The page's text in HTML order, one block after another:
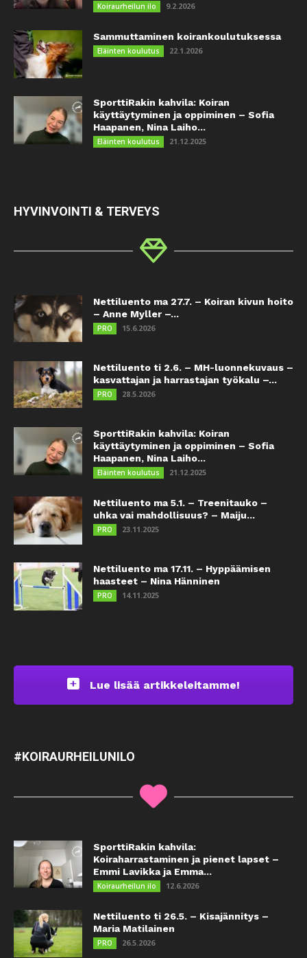
Koiraurheilun ilo 9.2.2026
Sammuttaminen koirankoulutuksessa
Eläinten koulutus 22.1.2026
SporttiRakin kahvila: Koiran
käyttäytyminen ja oppiminen – Sofia
Haapanen, Nina Laiho...
Eläinten koulutus 21.12.2025
HYVINVOINTI & TERVEYS
Nettiluento ma 27.7. – Koiran kivun hoito
– Anne Myller –...
PRO 15.6.2026
Nettiluento ti 2.6. – MH-luonnekuvaus –
kasvattajan ja harrastajan työkalu –...
PRO 28.5.2026
SporttiRakin kahvila: Koiran
käyttäytyminen ja oppiminen – Sofia
Haapanen, Nina Laiho...
Eläinten koulutus 21.12.2025
Nettiluento ma 5.1. – Treenitauko –
uhka vai mahdollisuus? – Maiju...
PRO 23.11.2025
Nettiluento ma 17.11. – Hyppäämisen
haasteet – Nina Hänninen
PRO 14.11.2025
Lue lisää artikkeleitamme!
#KOIRAURHEILUNILO
SporttiRakin kahvila:
Koiraharrastaminen ja pienet lapset –
Emmi Lavikka ja Emma...
Koiraurheilun ilo 12.6.2026
Nettiluento ti 26.5. – Kisajännitys –
Maria Matilainen
PRO 26.5.2026